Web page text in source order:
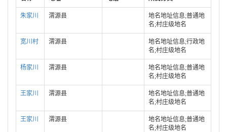
朱家川 渭源县
地名地址信息;普通地
名;村庄级地名
宽川村 渭源县
地名地址信息;行政地
名;村庄级地名
杨家川 渭源县
地名地址信息;普通地
名;村庄级地名
王家川 渭源县
地名地址信息;普通地
名;村庄级地名
王家川 渭源县
地名地址信息;普通地
名;村庄级地名